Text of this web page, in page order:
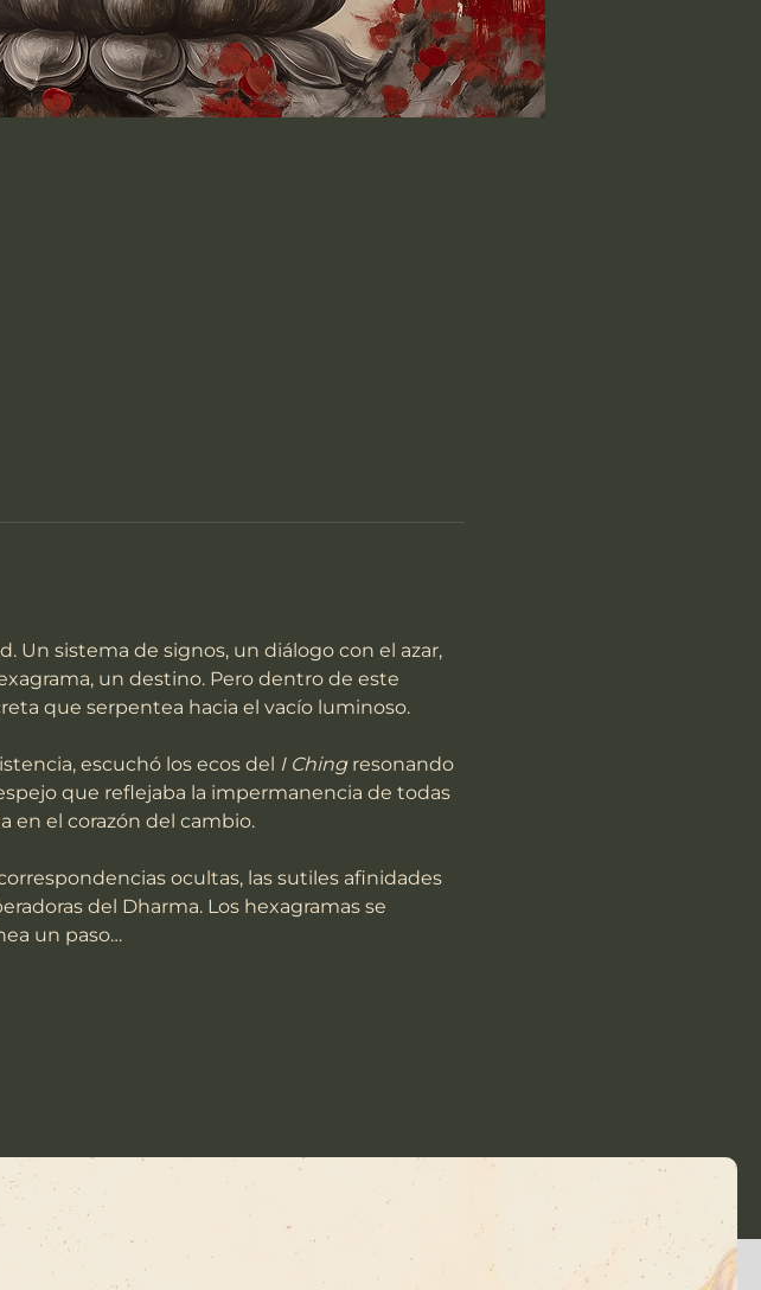
Un sistema de signos, un diálogo con el azar,
un destino. Pero dentro de este
que serpentea hacia el vacío luminoso.
escuchó los ecos del I Ching resonando
que reflejaba la impermanencia de todas
en el corazón del cambio.
ocultas, las sutiles afinidades
del Dharma. Los hexagramas se
un paso…